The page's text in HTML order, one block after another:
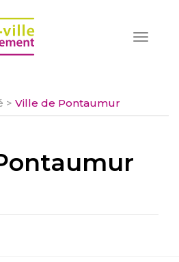
Toggle
> Ville de Pontaumur